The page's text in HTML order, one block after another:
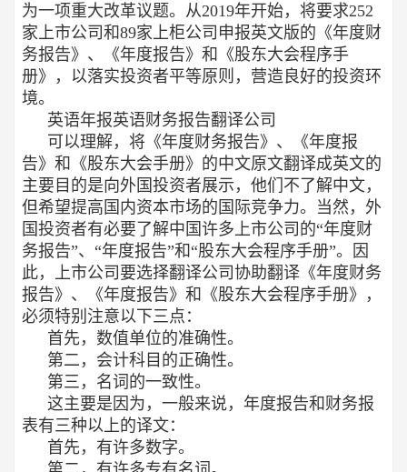
为一项重大改革议题。从2019年开始，将要求252
家上市公司和89家上柜公司申报英文版的《年度财
务报告》、《年度报告》和《股东大会程序手
册》，以落实投资者平等原则，营造良好的投资环
境。
英语年报英语财务报告翻译公司
可以理解，将《年度财务报告》、《年度报
告》和《股东大会手册》的中文原文翻译成英文的
主要目的是向外国投资者展示，他们不了解中文，
但希望提高国内资本市场的国际竞争力。当然，外
国投资者有必要了解中国许多上市公司的“年度财
务报告”、“年度报告”和“股东大会程序手册”。因
此，上市公司要选择翻译公司协助翻译《年度财务
报告》、《年度报告》和《股东大会程序手册》，
必须特别注意以下三点：
首先，数值单位的准确性。
第二，会计科目的正确性。
第三，名词的一致性。
这主要是因为，一般来说，年度报告和财务报
表有三种以上的译文：
首先，有许多数字。